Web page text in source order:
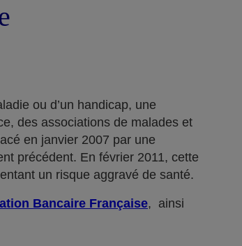
ou d’un handicap, une
des associations de malades et
en janvier 2007 par une
précédent. En février 2011, cette
un risque aggravé de santé.
Bancaire Française, ainsi